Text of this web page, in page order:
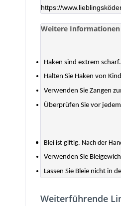
https://
Weitere Informationen
Haken sind extrem
Halten Sie Haken von
Verwenden Sie Zangen
Überprüfen Sie vor
Blei ist giftig. Nach der
Verwenden Sie
Lassen Sie Bleie nicht in
Weiterführende